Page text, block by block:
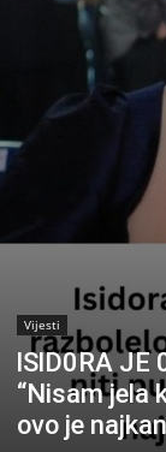
Vijesti
lSlD0RA JE
“Nisam jela
ovo je